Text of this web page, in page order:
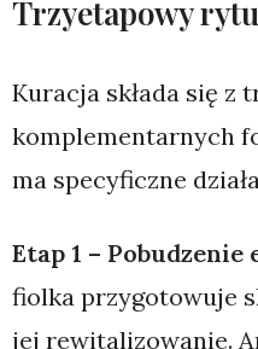
Trzyetapowy
Kuracja składa się z
komplementarnych
ma specyficzne
Etap 1 –
fiolka przygotowuje
jej rewitalizowanie.